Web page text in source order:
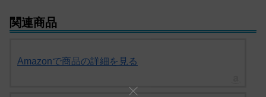
関連商品
Amazonで商品の詳細を見る